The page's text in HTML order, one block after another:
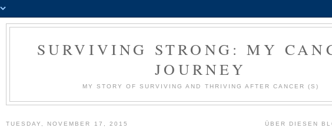
SURVIVING STRONG: MY
JOURNEY
MY STORY OF SURVIVING AND THRIVING AFTER CANCER (S)
TUESDAY, NOVEMBER 17, 2015 ÜBER DIESEN